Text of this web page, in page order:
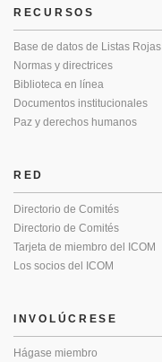
RECURSOS
Base de datos de Listas Rojas
Normas y directrices
Biblioteca en línea
Documentos institucionales
Paz y derechos humanos
RED
Directorio de Comités
Directorio de Comités
Tarjeta de miembro del ICOM
Los socios del ICOM
INVOLÚCRESE
Hágase miembro